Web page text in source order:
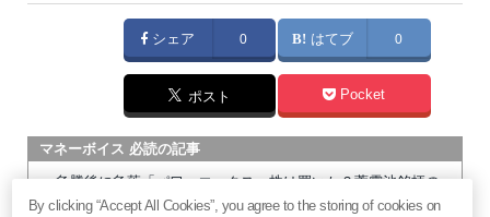
シェア 0 はてブ 0
ポスト Pocket
マネーボイス 必読の記事
急騰後に急落「パワーエックス」株は買いか？蓄電池銘柄の
将来性とリスク
By clicking “Accept All Cookies”, you agree to the storing of cookies on